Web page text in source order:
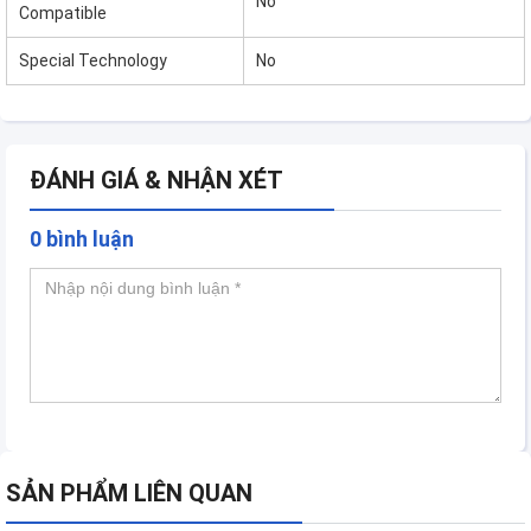
Compatible
Special Technology No
ĐÁNH GIÁ & NHẬN XÉT
0 bình luận
SẢN PHẨM LIÊN QUAN